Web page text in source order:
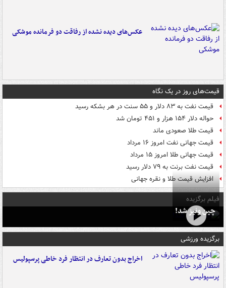
عکس‌های دیده نشده از رفاقت دو فرمانده‌ موشکی
قیمت‌های روز در یک نگاه
قیمت نفت به ۸۳ دلار و ۵۵ سنت در هر بشکه رسید
حواله دلار ۱۵۴ هزار و ۴۵۱ تومان شد
قیمت طلا صعودی ماند
قیمت جهانی نفت امروز ۱۶ مرداد
قیمت جهانی طلا امروز ۱۵ مرداد
قیمت نفت برنت به ۷۹ دلار رسید
افزایش قیمت طلا و نقره جهانی
فیلم برگزیده
چین ونیز شد!
برگزیده ورزشی
اخراج بدون تعارف در انتظار فرد خاطی پرسپولیس